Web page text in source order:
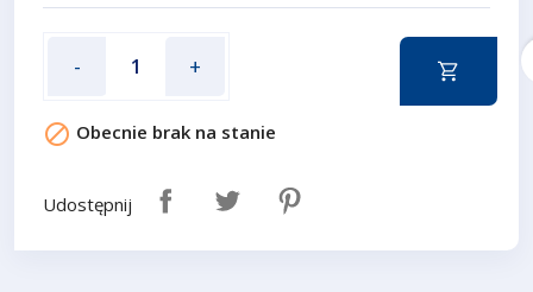
- +
 Obecnie brak na stanie
Udostępnij